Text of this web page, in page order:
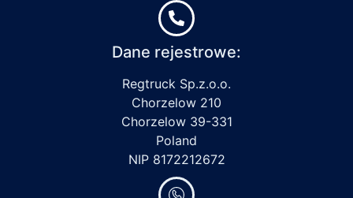
Dane rejestrowe:
Regtruck Sp.z.o.o.
Chorzelow 210
Chorzelow 39-331
Poland
NIP 8172212672